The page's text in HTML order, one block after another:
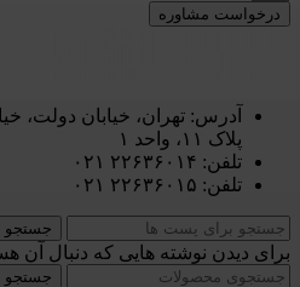
درخواست مشاوره
آدرس: تهران، خیابان دولت،
پلاک ۱۱، واحد ۱
تلفن: ۲۲۶۳۶۰۱۴ ۰۲۱
تلفن: ۲۲۶۳۶۰۱۵ ۰۲۱
جستجو
برای دیدن نوشته هایی که دنبال آن
جستجو